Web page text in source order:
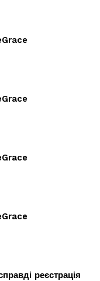
реєстрація